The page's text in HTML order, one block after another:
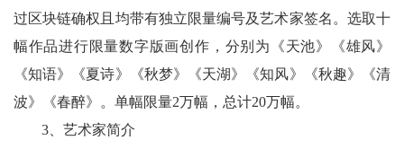
过区块链确权且均带有独立限量编号及艺术家签名。选取十
幅作品进行限量数字版画创作，分别为《天池》《雄风》
《知语》《夏诗》《秋梦》《天湖》《知风》《秋趣》《清
波》《春醉》。单幅限量2万幅，总计20万幅。
3、艺术家简介